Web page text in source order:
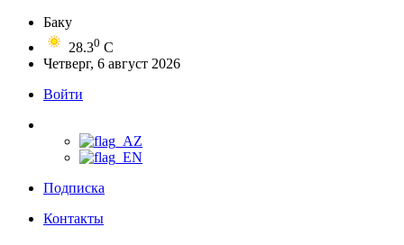
Баку
28.30 C
Четверг, 6 август 2026
Войти
Подписка
Контакты